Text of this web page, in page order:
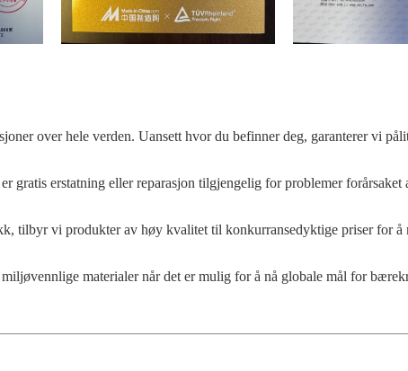
over hele verden. Uansett hvor du befinner deg, garanterer vi
gratis erstatning eller reparasjon tilgjengelig for problemer forårsaket
tilbyr vi produkter av høy kvalitet til konkurransedyktige priser for å
materialer når det er mulig for å nå globale mål for